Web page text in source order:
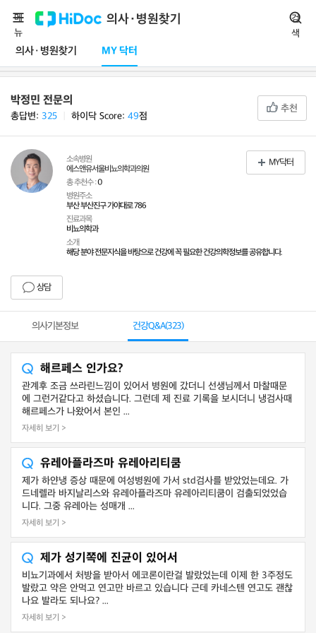
의사·병원찾기
의사·병원찾기 MY 닥터
메
뉴
검
색
박정민 전문의
총답변: 325 하이닥 Score: 49점
추천
소속병원
에스앤유서울비뇨의학과의원
총 추천수 :0
병원주소
부산 부산진구 가야대로 786
진료과목
비뇨의학과
소개
해당 분야 전문지식을 바탕으로 건강에 꼭 필요한 건강의학정보를 공유합니다.
상담
MY닥터
의사기본정보 건강Q&A(323)
해르페스 인가요?
관계후 조금 쓰라린느낌이 있어서 병원에 갔더니 선생님께서 마찰때문
에 그런거같다고 하셨습니다. 그런데 제 진료 기록을 보시더니 냉검사때
해르페스가 나왔어서 본인 ...
자세히 보기 >
유레아플라즈마 유레아리티쿰
제가 하얀냉 증상 때문에 여성병원에 가서 std검사를 받았었는데요. 가
드네렐라 바지날리스와 유레아플라즈마 유레아리티쿰이 검출되었었습
니다. 그중 유레아는 성매개 ...
자세히 보기 >
제가 성기쪽에 진균이 있어서
비뇨기과에서 처방을 받아서 에코론이란걸 발랐었는데 이제 한 3주정도
발랐고 약은 안먹고 연고만 바르고 있습니다 근데 카네스텐 연고도 괜찮
나요 발라도 되나요? ...
자세히 보기 >